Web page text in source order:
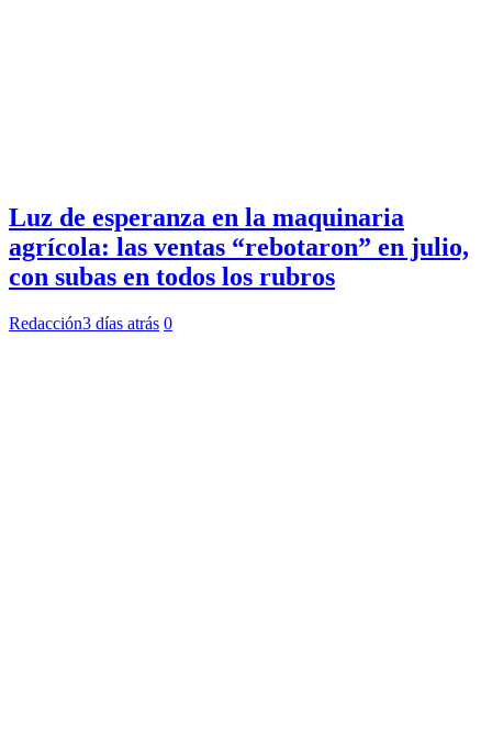
Luz de esperanza en la maquinaria
agrícola: las ventas “rebotaron” en julio,
con subas en todos los rubros
Redacción3 días atrás 0